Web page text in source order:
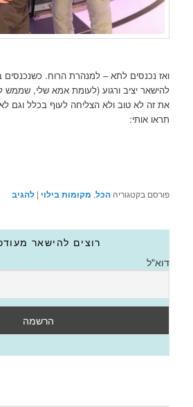
ואז נכנסים לתא – למנהרת הרוח.
להישאר יציב ורגוע (לעומת אמא שלי,
את זה לא טוב ולא הצליחה לעוף בכלל וגם
תראו אותי:
פורסם בקטגוריה הכל, מקומות בילוי |להגיב
רוצים להישאר
דוא"ל